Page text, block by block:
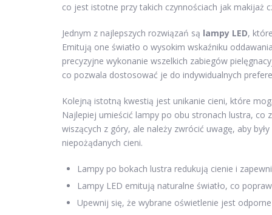
co jest istotne przy takich czynnościach jak makijaż
Jednym z najlepszych rozwiązań są lampy LED,
Emitują one światło o wysokim wskaźniku
precyzyjne wykonanie wszelkich zabiegów
co pozwala dostosować je do indywidualnych
Kolejną istotną kwestią jest unikanie cieni, które
Najlepiej umieścić lampy po obu stronach lustra, co
wiszących z góry, ale należy zwrócić uwagę, aby
niepożądanych cieni.
Lampy po bokach lustra redukują cienie i
Lampy LED emitują naturalne światło, co
Upewnij się, że wybrane oświetlenie jest